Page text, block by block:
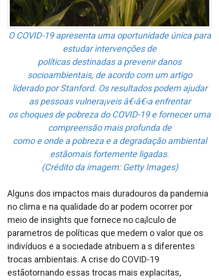
O COVID-19 apresenta uma oportunidade única para
estudar intervenções de
políticas destinadas a prevenir danos
socioambientais, de acordo com um artigo
liderado por Stanford. Os resultados podem ajudar
as pessoas vulnera¡veis â€‹â€‹a enfrentar
os choques de pobreza do COVID-19 e fornecer uma
compreensão mais profunda de
como e onde a pobreza e a degradação ambiental
estãomais fortemente ligadas.
(Crédito da imagem: Getty Images)
Alguns dos impactos mais duradouros da pandemia
no clima e na qualidade do ar podem ocorrer por
meio de insights que fornece no ca¡lculo de
parametros de políticas que medem o valor que os
indivíduos e a sociedade atribuem a s diferentes
trocas ambientais. A crise do COVID-19
estãotornando essas trocas mais expla­citas,